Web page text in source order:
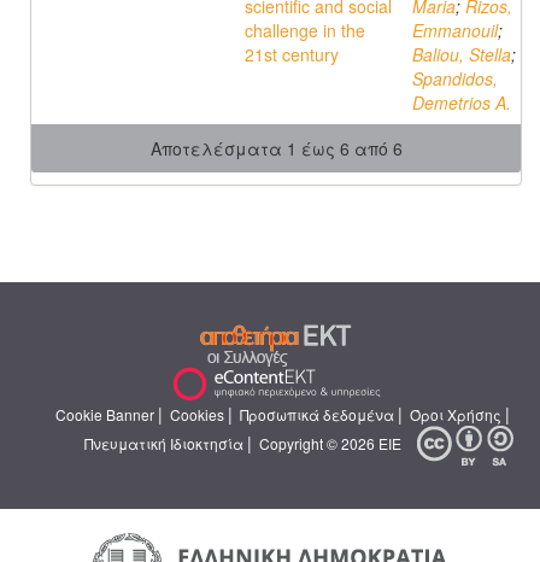
scientific and social
challenge in the
21st century
Maria; Rizos,
Emmanouil;
Baliou, Stella;
Spandidos,
Demetrios A.
Αποτελέσματα 1 έως 6 από 6
Cookie Banner | Cookies | Προσωπικά δεδομένα | Όροι Χρήσης |
Πνευματική Ιδιοκτησία | Copyright © 2026 ΕΙΕ